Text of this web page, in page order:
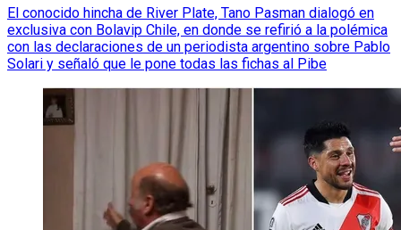
El conocido hincha de River Plate, Tano Pasman dialogó en
exclusiva con Bolavip Chile, en donde se refirió a la polémica
con las declaraciones de un periodista argentino sobre Pablo
Solari y señaló que le pone todas las fichas al Pibe